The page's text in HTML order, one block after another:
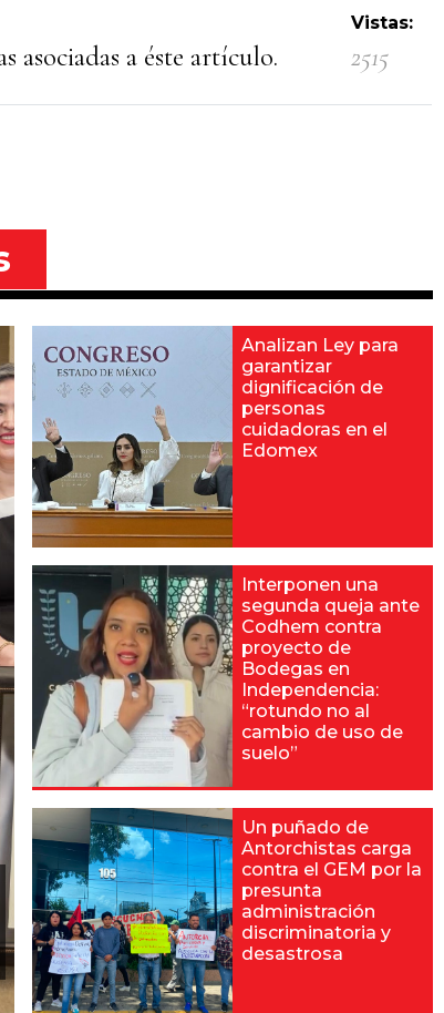
asociadas a éste artículo.
Vistas:
2515
Analizan Ley para
garantizar
dignificación de
personas
cuidadoras en el
Edomex
Interponen una
segunda queja ante
Codhem contra
proyecto de
Bodegas en
Independencia:
“rotundo no al
cambio de uso de
suelo”
Un puñado de
Antorchistas carga
contra el GEM por la
presunta
administración
discriminatoria y
desastrosa